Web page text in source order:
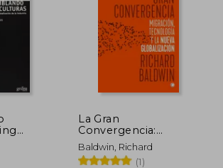
Y
La Gran
Convergencia:
Migración, Tecnología
Y La Nueva
Globalización
Baldwin, Richard
(1)